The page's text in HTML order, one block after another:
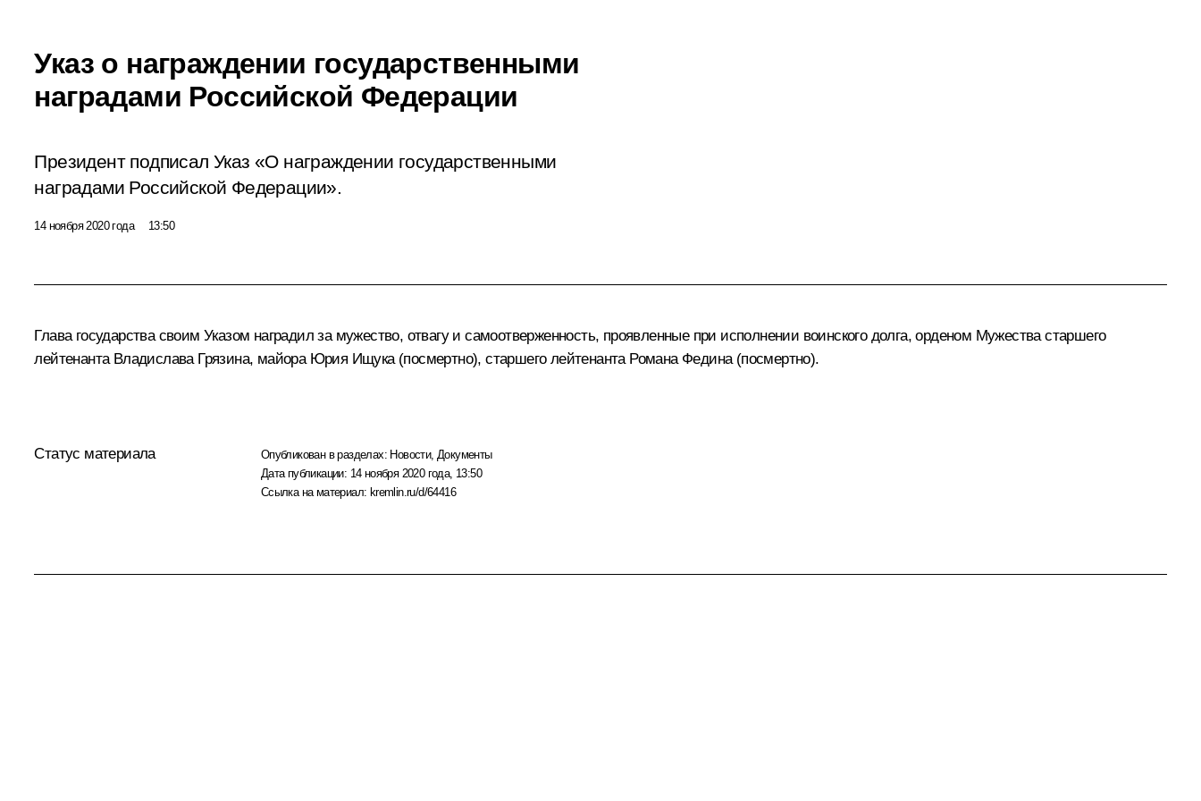
Указ о награждении государственными
наградами Российской Федерации
Президент подписал Указ «О награждении государственными
наградами Российской Федерации».
14 ноября 2020 года 13:50
Глава государства своим Указом наградил за мужество, отвагу и самоотверженность, проявленные при исполнении воинского долга, орденом Мужества старшего
лейтенанта Владислава Грязина, майора Юрия Ищука (посмертно), старшего лейтенанта Романа Федина (посмертно).
Статус материала Опубликован в разделах: Новости, Документы
Дата публикации: 14 ноября 2020 года, 13:50
Ссылка на материал: kremlin.ru/d/64416